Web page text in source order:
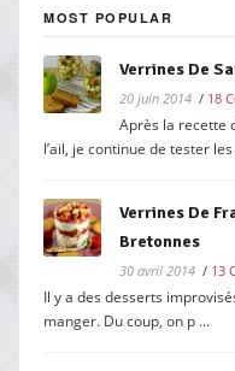
MOST POPULAR
Verrines De
20 juin 2014 / 18
Après la recette
l’ail, je continue de tester les
Verrines De
Bretonnes
30 avril 2014 / 13
Il y a des desserts
manger. Du coup, on p ...